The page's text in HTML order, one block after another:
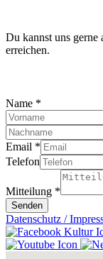
Du kannst uns gerne
erreichen.
Name *
Email *
Telefon
Mitteilung *
Senden
Datenschutz /